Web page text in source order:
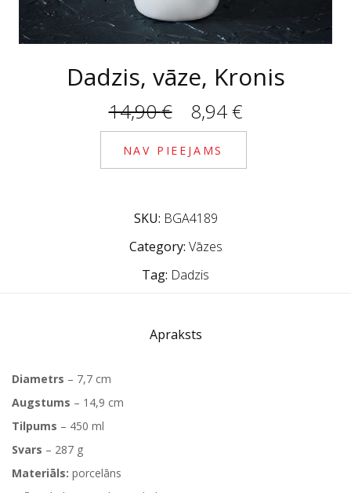
Dadzis, vāze, Kronis
14,90€ Original price was:
8,94€Current
NAV PIEEJAMS
SKU: BGA4189
Category: Vāzes
Tag: Dadzis
Apraksts
Diametrs – 7,7 cm
Augstums – 14,9 cm
Tilpums – 450 ml
Svars – 287 g
Materiāls: porcelāns